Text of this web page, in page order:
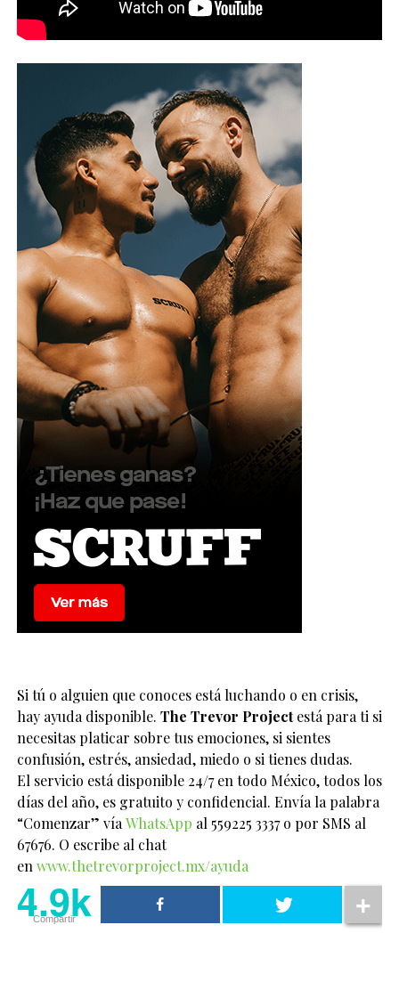
Si tú o alguien que conoces está luchando o en crisis,
hay ayuda disponible. The Trevor Projectestá para ti si
necesitas platicar sobre tus emociones, si sientes
confusión, estrés, ansiedad, miedo o si tienes dudas.
El servicio está disponible 24/7 en todo México, todos los
días del año, es gratuito y confidencial. Envía la palabra
“Comenzar” vía WhatsApp al 559225 3337 o por SMS al
67676. O escribe al chat
en www.thetrevorproject.mx/ayuda
4.9k
Compartir